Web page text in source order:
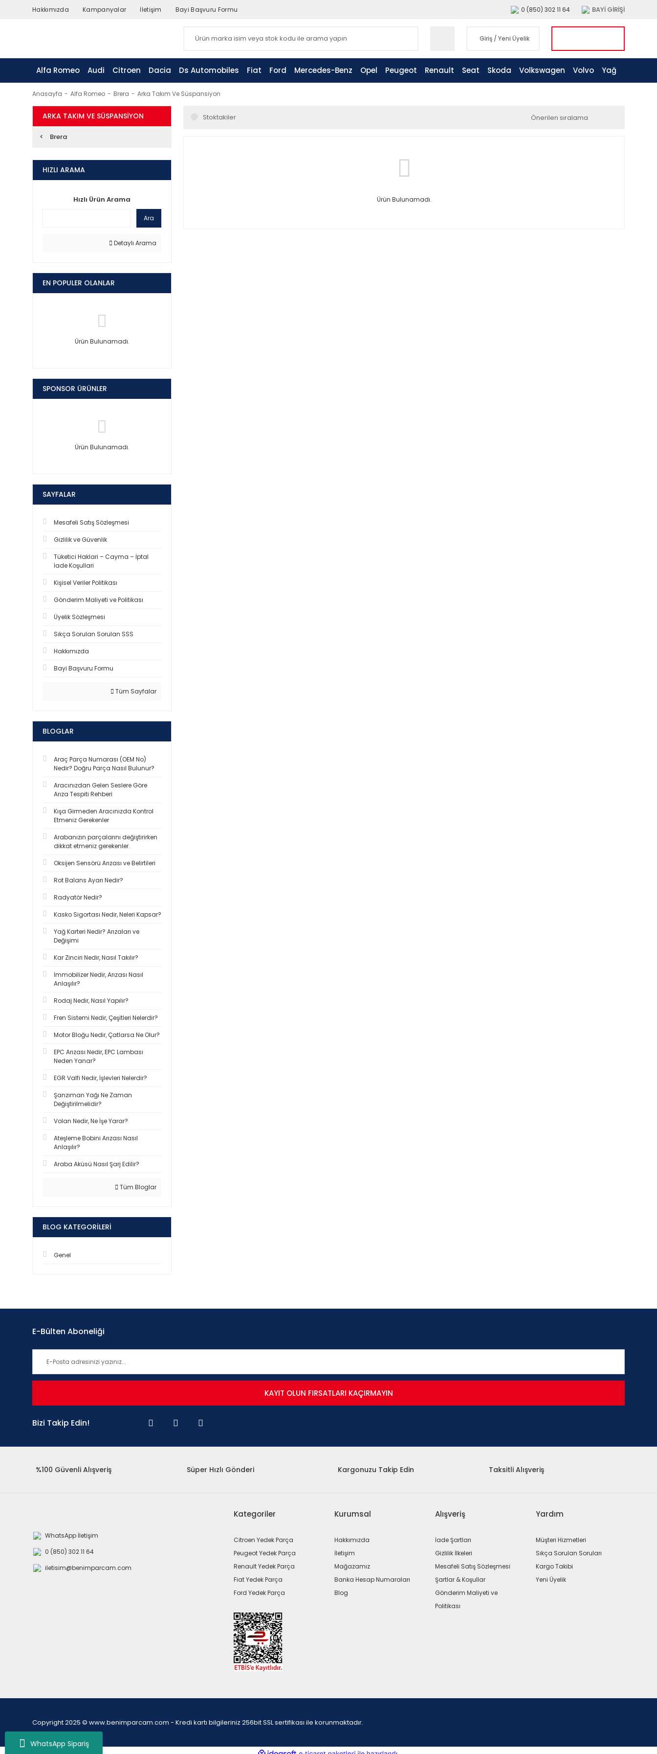
WhatsApp Sipariş
Hakkımızda Kampanyalar İletişim Bayi Başvuru Formu 0 (850) 302 11 64 BAYİ GİRİŞİ
Giriş / Yeni Üyelik
Alfa Romeo Audi Citroen Dacia Ds Automobiles Fiat Ford Mercedes-Benz Opel Peugeot Renault Seat Skoda Volkswagen Volvo Yağ
Anasayfa Alfa Romeo Brera Arka Takım Ve Süspansiyon
ARKA TAKIM VE SÜSPANSIYON
Brera
HIZLI ARAMA
Hızlı Ürün Arama
Ara
Detaylı Arama
EN POPULER OLANLAR
Ürün Bulunamadı.
SPONSOR ÜRÜNLER
Ürün Bulunamadı.
SAYFALAR
Mesafeli Satış Sözleşmesi
Gizlilik ve Güvenlik
Tüketici Haklari – Cayma – İptal
İade Koşullari
Kişisel Veriler Politikası
Gönderim Maliyeti ve Politikası
Üyelik Sözleşmesi
Sıkça Sorulan Sorulan SSS
Hakkımızda
Bayi Başvuru Formu
Tüm Sayfalar
BLOGLAR
Araç Parça Numarası (OEM No)
Nedir? Doğru Parça Nasıl Bulunur?
Aracınızdan Gelen Seslere Göre
Arıza Tespiti Rehberi
Kışa Girmeden Aracınızda Kontrol
Etmeniz Gerekenler
Arabanızın parçalarını değiştirirken
dikkat etmeniz gerekenler.
Oksijen Sensörü Arızası ve Belirtileri
Rot Balans Ayarı Nedir?
Radyatör Nedir?
Kasko Sigortası Nedir, Neleri Kapsar?
Yağ Karteri Nedir? Arızaları ve
Değişimi
Kar Zinciri Nedir, Nasıl Takılır?
İmmobilizer Nedir, Arızası Nasıl
Anlaşılır?
Rodaj Nedir, Nasıl Yapılır?
Fren Sistemi Nedir, Çeşitleri Nelerdir?
Motor Bloğu Nedir, Çatlarsa Ne Olur?
EPC Arızası Nedir, EPC Lambası
Neden Yanar?
EGR Valfi Nedir, İşlevleri Nelerdir?
Şanzıman Yağı Ne Zaman
Değiştirilmelidir?
Volan Nedir, Ne İşe Yarar?
Ateşleme Bobini Arızası Nasıl
Anlaşılır?
Araba Aküsü Nasıl Şarj Edilir?
Tüm Bloglar
BLOG KATEGORILERI
Genel
Stoktakiler
Ürün Bulunamadı.
E-Bülten Aboneliği
KAYIT OLUN FIRSATLARI KAÇIRMAYIN
Bizi Takip Edin!
%100 Güvenli Alışveriş Süper Hızlı Gönderi Kargonuzu Takip Edin Taksitli Alışveriş
WhatsApp İletişim
0 (850) 302 11 64
iletisim@benimparcam.com
Kategoriler
Citroen Yedek Parça
Peugeot Yedek Parça
Renault Yedek Parça
Fiat Yedek Parça
Ford Yedek Parça
Kurumsal
Hakkımızda
İletişim
Mağazamız
Banka Hesap Numaraları
Blog
Alışveriş
İade Şartları
Gizlilik İlkeleri
Mesafeli Satış Sözleşmesi
Şartlar & Koşullar
Gönderim Maliyeti ve
Politikası
Yardım
Müşteri Hizmetleri
Sıkça Sorulan Soruları
Kargo Takibi
Yeni Üyelik
Copyright 2025 © www.benimparcam.com - Kredi kartı bilgileriniz 256bit SSL sertifikası ile korunmaktadır.